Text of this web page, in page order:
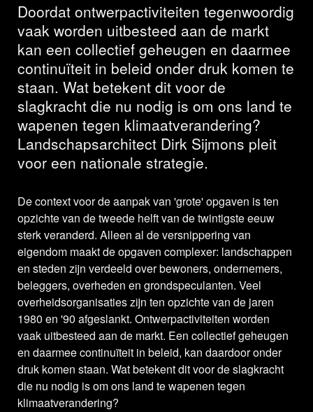
Doordat ontwerpactiviteiten tegenwoordig
vaak worden uitbesteed aan de markt
kan een collectief geheugen en daarmee
continuïteit in beleid onder druk komen te
staan. Wat betekent dit voor de
slagkracht die nu nodig is om ons land te
wapenen tegen klimaatverandering?
Landschapsarchitect Dirk Sijmons pleit
voor een nationale strategie.
De context voor de aanpak van 'grote' opgaven is ten
opzichte van de tweede helft van de twintigste eeuw
sterk veranderd. Alleen al de versnippering van
eigendom maakt de opgaven complexer: landschappen
en steden zijn verdeeld over bewoners, ondernemers,
beleggers, overheden en grondspeculanten. Veel
overheidsorganisaties zijn ten opzichte van de jaren
1980 en '90 afgeslankt. Ontwerpactiviteiten worden
vaak uitbesteed aan de markt. Een collectief geheugen
en daarmee continuïteit in beleid, kan daardoor onder
druk komen staan. Wat betekent dit voor de slagkracht
die nu nodig is om ons land te wapenen tegen
klimaatverandering?